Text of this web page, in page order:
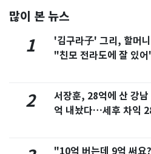
많이 본 뉴스
1
'김구라子' 그리, 할머
"친모 전라도에 잘 있
2
서장훈, 28억에 산 강
억 내놨다…세후 차익
"10억 버는데 9억 써